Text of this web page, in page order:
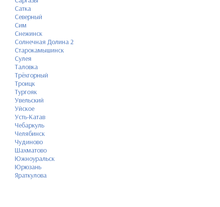
Сатка
Северный
Сим
Снежинск
Солнечная Долина 2
Старокамышинск
Сулея
Таловка
Трёхгорный
Троицк
Тургояк
Увельский
Уйское
Усть-Катав
Чебаркуль
Челябинск
Чудиново
Шахматово
Южноуральск
Юрюзань
Яраткулова